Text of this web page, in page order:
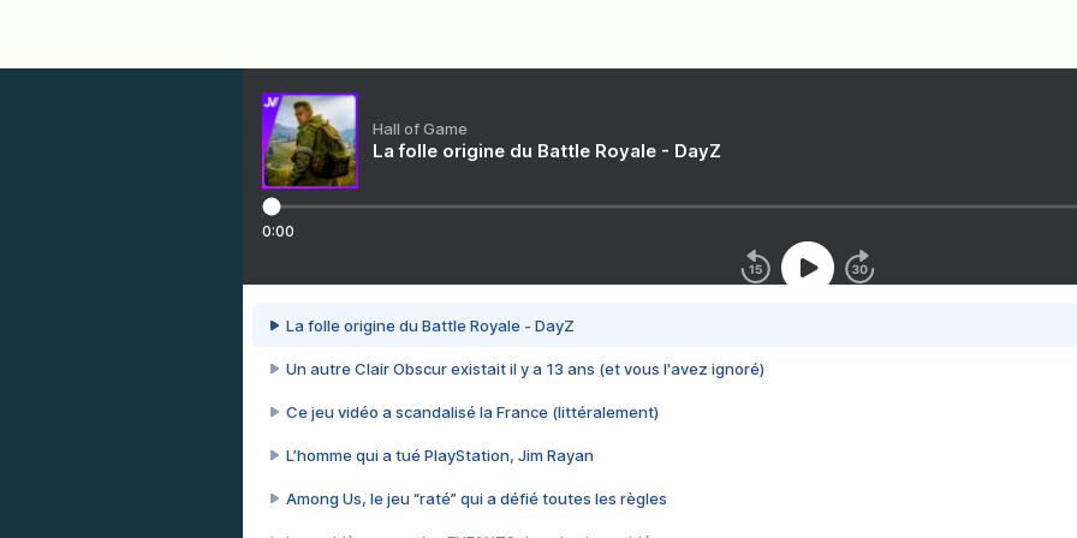
Hall of Game
La folle origine du Battle Royale - DayZ
0:00
La folle origine du Battle Royale - DayZ
Un autre Clair Obscur existait il y a 13 ans (et vous l'avez ignoré)
Ce jeu vidéo a scandalisé la France (littéralement)
L’homme qui a tué PlayStation, Jim Rayan
Among Us, le jeu “raté” qui a défié toutes les règles